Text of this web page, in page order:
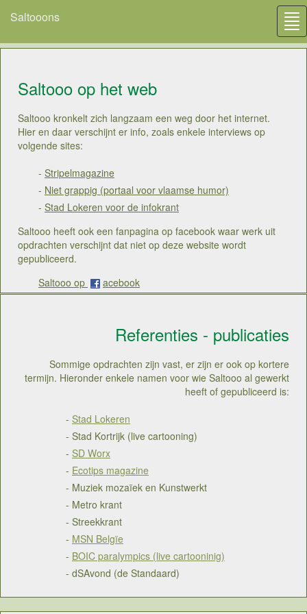
Saltooons
Saltooo op het web
Saltooo kronkelt zich langzaam een weg door het internet.
Hier en daar verschijnt er info, zoals enkele interviews op
volgende sites:
- Stripelmagazine
- Niet grappig (portaal voor vlaamse humor)
- Stad Lokeren voor de infokrant
Saltooo heeft ook een fanpagina op facebook waar werk uit
opdrachten verschijnt dat niet op deze website wordt
gepubliceerd.
Saltooo op
acebook
Referenties - publicaties
Sommige opdrachten zijn vast, er zijn er ook op kortere
termijn. Hieronder enkele namen voor wie Saltooo al gewerkt
heeft of gepubliceerd is:
- Stad Lokeren
- Stad Kortrijk (live cartooning)
- SD Worx
- Ecotips magazine
- Muziek mozaïek en Kunstwerkt
- Metro krant
- Streekkrant
- MSN Belgïe
- BOIC paralympics (live cartooninig)
- dSAvond (de Standaard)